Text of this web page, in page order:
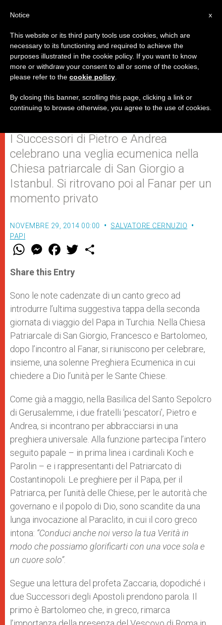
"Benedica me e la Chiesa di
Roma". E Francesco china il capo
davanti a Bartolomeo
I Successori di Pietro e Andrea
celebrano una veglia ecumenica nella
Chiesa patriarcale di San Giorgio a
Istanbul. Si ritrovano poi al Fanar per un
momento privato
NOVEMBRE 29, 2014 00:00
SALVATORE CERNUZIO
PAPI
W
t
s
p
p
M
e
s
e
g
e
r
F
a
e
b
o
k
w
r
Share this Entry
Sono le note cadenzate di un canto greco ad
introdurre l’ultima suggestiva tappa della seconda
giornata di viaggio del Papa in Turchia. Nella Chiesa
Patriarcale di San Giorgio, Francesco e Bartolomeo,
dopo l’incontro al Fanar, si riuniscono per celebrare,
insieme, una solenne Preghiera Ecumenica in cui
chiedere a Dio l’unità per le Sante Chiese.
Come già a maggio, nella Basilica del Santo Sepolcro
di Gerusalemme, i due fratelli ‘pescatori’, Pietro e
Andrea, si incontrano per abbracciarsi in una
preghiera universale. Alla funzione partecipa l’intero
seguito papale – in prima linea i cardinali Koch e
Parolin – e i rappresentanti del Patriarcato di
Costantinopoli. Le preghiere per il Papa, per il
Patriarca, per l’unità delle Chiese, per le autorità che
governano e il popolo di Dio, sono scandite da una
lunga invocazione al Paraclito, in cui il coro greco
intona: “Conduci anche noi verso la tua Verità in
modo che possiamo glorificarti con una voce sola e
un cuore solo”.
Segue una lettura del profeta Zaccaria, dopodiché i
due Successori degli Apostoli prendono parola. Il
primo è Bartolomeo che, in greco, rimarca
x
Notice
This website or its third party tools use cookies, which are
necessary to its functioning and required to achieve the
purposes illustrated in the cookie policy. If you want to know
more or withdraw your consent to all or some of the cookies,
please refer to the cookie policy
By closing this banner, scrolling this page, clicking a link or
continuing to browse otherwise, you agree to the use of cookies.